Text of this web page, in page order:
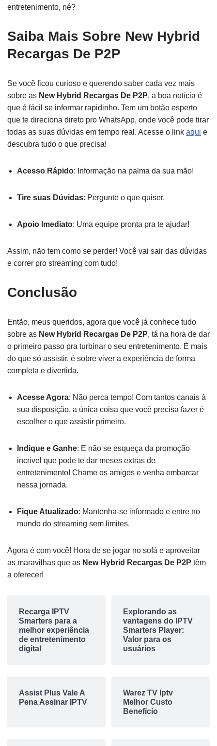
entretenimento, né?
Saiba Mais Sobre New Hybrid
Recargas De P2P
Se você ficou curioso e querendo saber cada vez mais
sobre as New Hybrid Recargas De P2P, a boa notícia é
que é fácil se informar rapidinho. Tem um botão esperto
que te direciona direto pro WhatsApp, onde você pode tirar
todas as suas dúvidas em tempo real. Acesse o link aqui e
descubra tudo o que precisa!
Acesso Rápido: Informação na palma da sua mão!
Tire suas Dúvidas: Pergunte o que quiser.
Apoio Imediato: Uma equipe pronta pra te ajudar!
Assim, não tem como se perder! Você vai sair das dúvidas
e correr pro streaming com tudo!
Conclusão
Então, meus queridos, agora que você já conhece tudo
sobre as New Hybrid Recargas De P2P, tá na hora de dar
o primeiro passo pra turbinar o seu entretenimento. É mais
do que só assistir, é sobre viver a experiência de forma
completa e divertida.
Acesse Agora: Não perca tempo! Com tantos canais à
sua disposição, a única coisa que você precisa fazer é
escolher o que assistir primeiro.
Indique e Ganhe: E não se esqueça da promoção
incrível que pode te dar meses extras de
entretenimento! Chame os amigos e venha embarcar
nessa jornada.
Fique Atualizado: Mantenha-se informado e entre no
mundo do streaming sem limites.
Agora é com você! Hora de se jogar no sofá e aproveitar
as maravilhas que as New Hybrid Recargas De P2P têm
a oferecer!
Recarga IPTV
Smarters para a
melhor experiência
de entretenimento
digital
Explorando as
vantagens do IPTV
Smarters Player:
Valor para os
usuários
Assist Plus Vale A
Pena Assinar IPTV
Warez TV Iptv
Melhor Custo
Benefício